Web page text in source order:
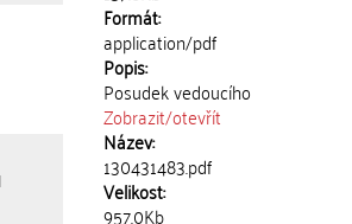
Formát:
application/pdf
Popis:
Posudek vedoucího
Zobrazit/otevřít
Název:
130431483.pdf
Velikost:
957.0Kb